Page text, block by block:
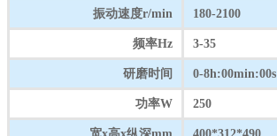
振动速度r/min 180-2100
频率Hz 3-35
研磨时间 0-8h:00min:00s
功率W 250